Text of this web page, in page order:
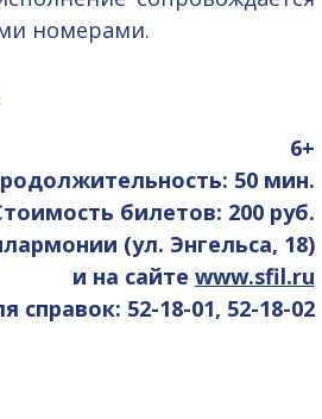
номерами.
6+
50 мин.
билетов: 200 руб.
(ул. Энгельса, 18)
и на сайте www.sfil.ru
справок: 52-18-01, 52-18-02